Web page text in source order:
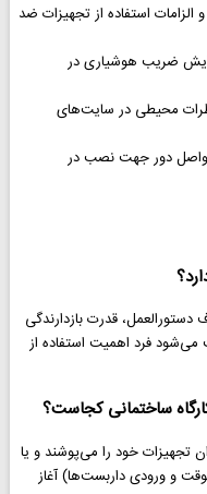
الزامات استفاده از تجهیزات ضد
ضریب هوشیاری در
محیطی در سایت‌های
دور جهت نصب در
قدرت بازدارندگی
می‌شود فرد اهمیت استفاده از
ساختمانی کجاست؟
تجهیزات خود را می‌پوشند و یا
و ورودی داربست‌ها) آغاز